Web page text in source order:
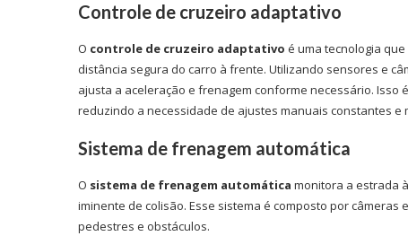
Controle de cruzeiro adaptativo
O controle de cruzeiro adaptativo é uma tecnologia
distância segura do carro à frente. Utilizando sensores e
ajusta a aceleração e frenagem conforme necessário.
reduzindo a necessidade de ajustes manuais constantes e
Sistema de frenagem automática
O sistema de frenagem automática monitora a estrada
iminente de colisão. Esse sistema é composto por
pedestres e obstáculos.